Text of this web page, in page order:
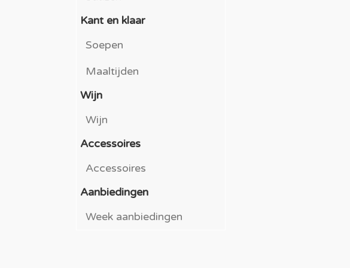
Kant en klaar
Soepen
Maaltijden
Wijn
Wijn
Accessoires
Accessoires
Aanbiedingen
Week aanbiedingen